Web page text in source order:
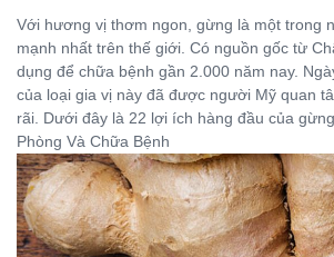
Với hương vị thơm ngon, gừng là một trong
mạnh nhất trên thế giới. Có nguồn gốc từ
dụng để chữa bệnh gần 2.000 năm nay.
của loại gia vị này đã được người Mỹ quan
rãi. Dưới đây là 22 lợi ích hàng đầu của gừng.
Phòng Và Chữa Bệnh